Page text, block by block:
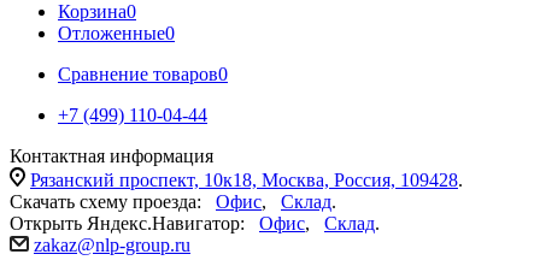
Корзина0
Отложенные0
Сравнение товаров0
+7 (499) 110-04-44
Контактная информация
Рязанский проспект, 10к18, Москва, Россия, 109428.
Скачать схему проезда: Офис, Склад.
Открыть Яндекс.Навигатор: Офис, Склад.
zakaz@nlp-group.ru